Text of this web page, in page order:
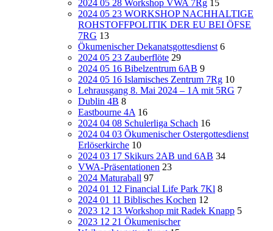
2024 05 28 Workshop VWA 7Rg 15
2024 05 23 WORKSHOP NACHHALTIGE
ROHSTOFFPOLITIK DER EU BEI ÖFSE
7RG 13
Ökumenischer Dekanatsgottesdienst 6
2024 05 23 Zauberflöte 29
2024 05 16 Bibelzentrum 6AB 9
2024 05 16 Islamisches Zentrum 7Rg 10
Lehrausgang 8. Mai 2024 – 1A mit 5RG 7
Dublin 4B 8
Eastbourne 4A 16
2024 04 08 Schulerliga Schach 16
2024 04 03 Ökumenischer Ostergottesdienst
Erlöserkirche 10
2024 03 17 Skikurs 2AB und 6AB 34
VWA-Präsentationen 23
2024 Maturaball 97
2024 01 12 Financial Life Park 7Kl 8
2024 01 11 Biblisches Kochen 12
2023 12 13 Workshop mit Radek Knapp 5
2023 12 21 Ökumenischer